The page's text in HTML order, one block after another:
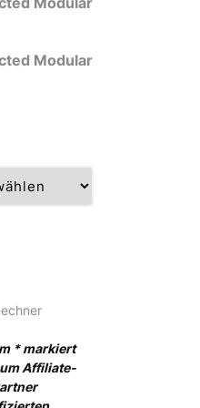
Modular
* markiert
Affiliate-